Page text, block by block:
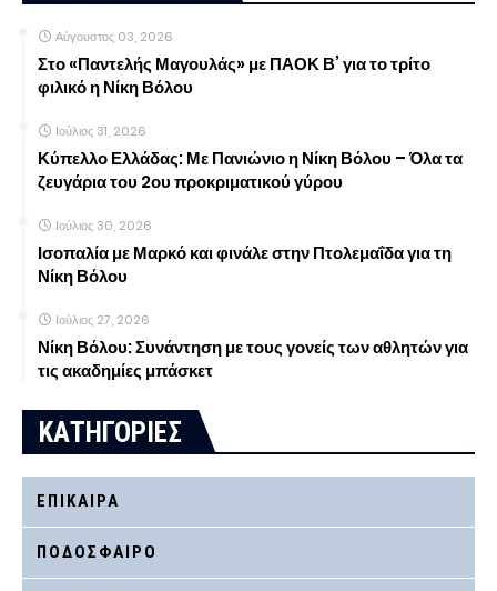
Αύγουστος 03, 2026
Στο «Παντελής Μαγουλάς» με ΠΑΟΚ Β’ για το τρίτο
φιλικό η Νίκη Βόλου
Ιούλιος 31, 2026
Κύπελλο Ελλάδας: Με Πανιώνιο η Νίκη Βόλου – Όλα τα
ζευγάρια του 2ου προκριματικού γύρου
Ιούλιος 30, 2026
Ισοπαλία με Μαρκό και φινάλε στην Πτολεμαΐδα για τη
Νίκη Βόλου
Ιούλιος 27, 2026
Νίκη Βόλου: Συνάντηση με τους γονείς των αθλητών για
τις ακαδημίες μπάσκετ
ΚΑΤΗΓΟΡΙΕΣ
ΕΠΙΚΑΙΡΑ
ΠΟΔΟΣΦΑΙΡΟ